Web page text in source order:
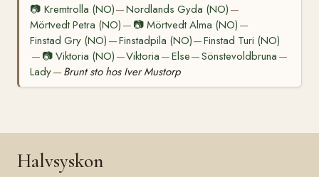
📷 Kremtrolla (NO)—Nordlands Gyda (NO) —
Mörtvedt Petra (NO) — 📷Mörtvedt Alma (NO) —
Finstad Gry (NO) —Finstadpila (NO)—Finstad Turi (NO)
— 📷Viktoria (NO) —Viktoria —Else—Sönstevoldbruna —
Lady— Brunt sto hos Iver Mustorp
Halvsyskon